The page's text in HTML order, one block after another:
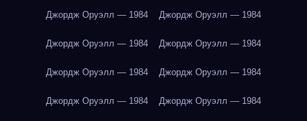
Джордж Оруэлл — 1984 Джордж Оруэлл — 1984
Джордж Оруэлл — 1984 Джордж Оруэлл — 1984
Джордж Оруэлл — 1984 Джордж Оруэлл — 1984
Джордж Оруэлл — 1984 Джордж Оруэлл — 1984